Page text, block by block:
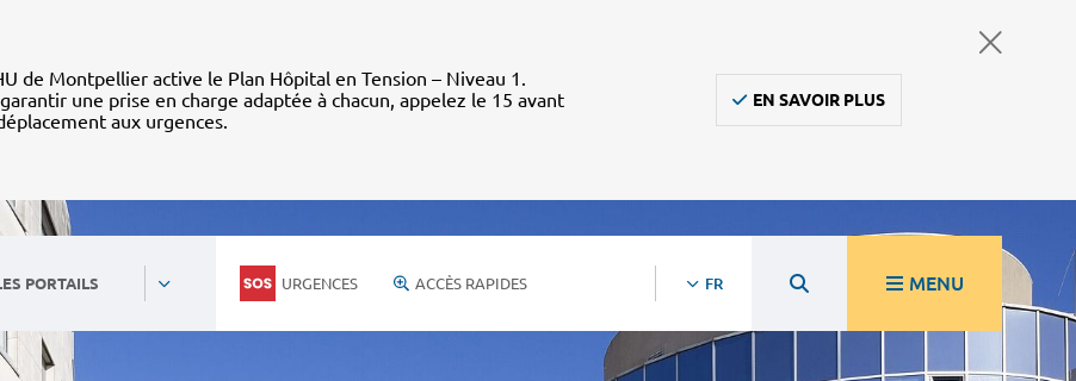
de Montpellier active le Plan Hôpital en Tension – Niveau 1.
une prise en charge adaptée à chacun, appelez le 15 avant
aux urgences.
EN SAVOIR PLUS
PORTAILS URGENCES ACCÈS RAPIDES FR MENU